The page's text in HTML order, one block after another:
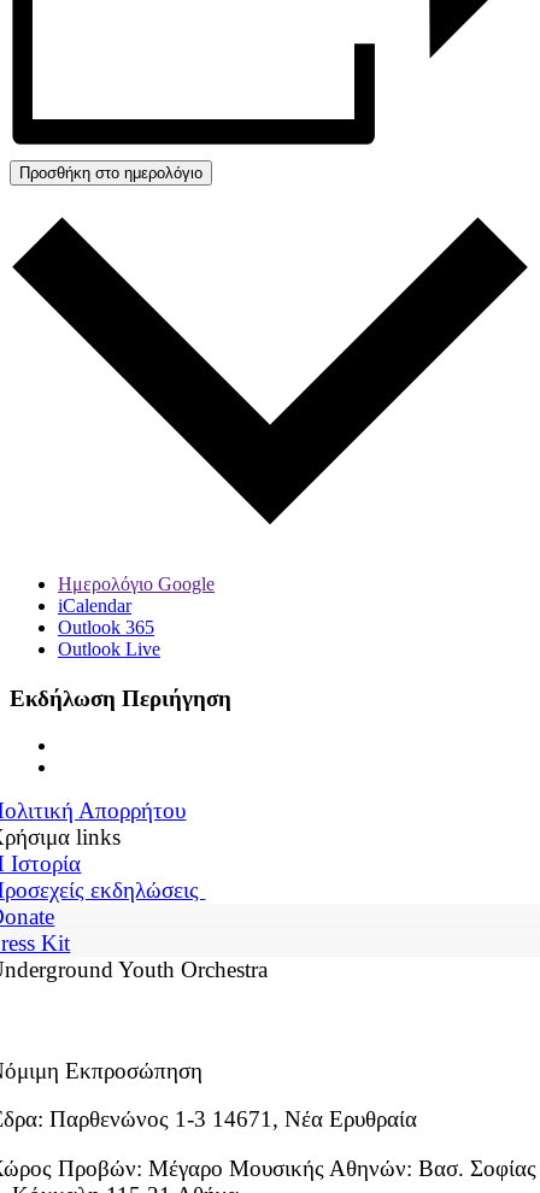
Προσθήκη στο ημερολόγιο
Ημερολόγιο Google
iCalendar
Outlook 365
Outlook Live
Εκδήλωση Περιήγηση
Απορρήτου
links
Ιστορία
εκδηλώσεις
Kit
Youth Orchestra
Εκπροσώπηση
Παρθενώνος 1-3 14671, Νέα Ερυθραία
Προβών: Μέγαρο Μουσικής Αθηνών: Βασ. Σοφίας